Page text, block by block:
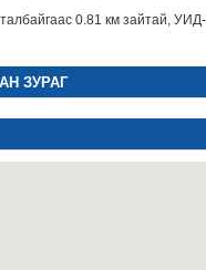
0.81 км зайтай,
ЗУРАГ